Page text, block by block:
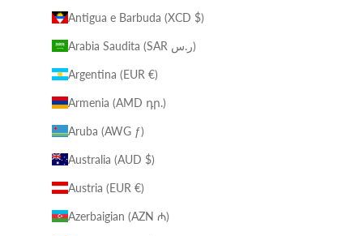
Antigua e Barbuda (XCD $)
Arabia Saudita (SAR ر.س)
Argentina (EUR €)
Armenia (AMD դր.)
Aruba (AWG ƒ)
Australia (AUD $)
Austria (EUR €)
Azerbaigian (AZN ₼)